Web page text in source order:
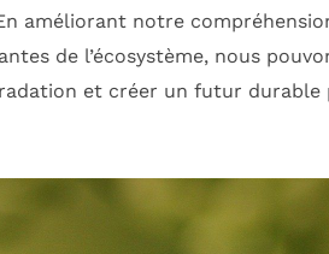
améliorant notre
de l’écosystème, nous
et créer un futur durable